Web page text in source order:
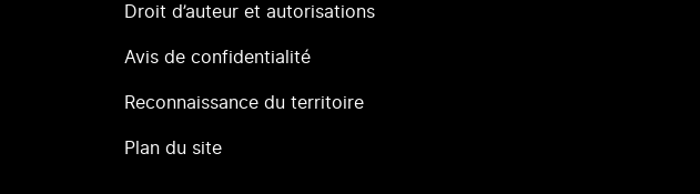
Droit d’auteur et autorisations
Avis de confidentialité
Reconnaissance du territoire
Plan du site